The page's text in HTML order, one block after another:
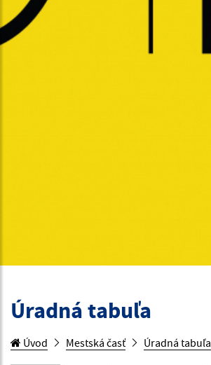
Úradná tabuľa
Úvod Mestská časť Úradná tabuľa